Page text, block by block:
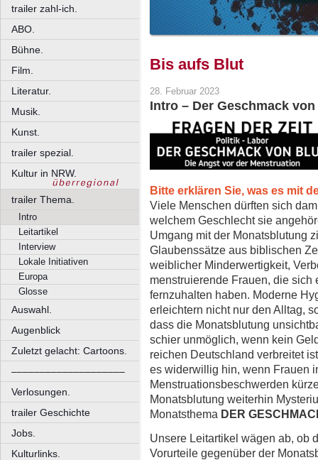
trailer zahl-ich.
ABO.
Bühne.
Film.
Literatur.
Musik.
Kunst.
trailer spezial.
Kultur in NRW.
trailer Thema.
Intro
Leitartikel
Interview
Lokale Initiativen
Europa
Glosse
Auswahl.
Augenblick
Zuletzt gelacht: Cartoons.
––––––––––––––––––––
Verlosungen.
trailer Geschichte
Jobs.
Kulturlinks.
Bis aufs Blut
28. Februar 2023
Intro – Der Geschmack
Bitte erklären Sie, was es mit
Viele Menschen dürften sich
welchem Geschlecht sie
Umgang mit der Monatsblutung
Glaubenssätze aus biblischen
weiblicher Minderwertigkeit,
menstruierende Frauen, die sich
fernzuhalten haben. Moderne
erleichtern nicht nur den Alltag,
dass die Monatsblutung
schier unmöglich, wenn kein
reichen Deutschland verbreitet
es widerwillig hin, wenn Frauen
Menstruationsbeschwerden
Monatsblutung weiterhin
Monatsthema DER
Unsere Leitartikel wägen ab, ob
Vorurteile gegenüber der